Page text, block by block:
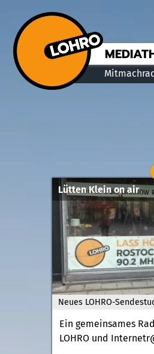
Neues LOHRO-
Lütten Klein on air
Ein gemeinsames
LOHRO und